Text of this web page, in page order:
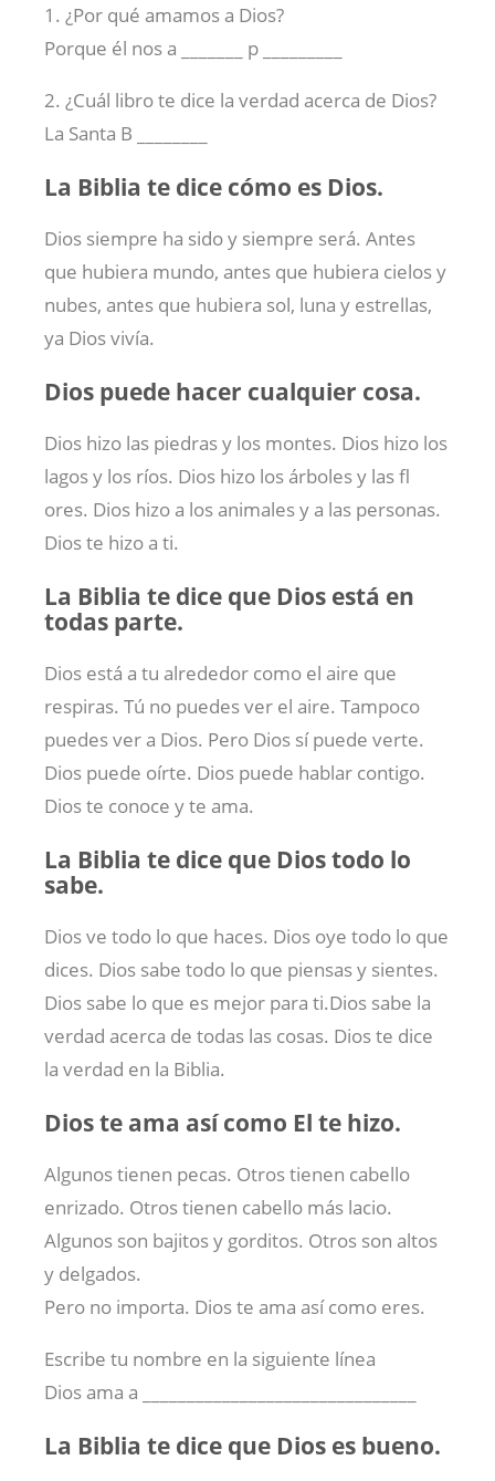
1. ¿Por qué amamos a Dios?
Porque él nos a _______ p _________
2. ¿Cuál libro te dice la verdad acerca de Dios?
La Santa B ________
La Biblia te dice cómo es Dios.
Dios siempre ha sido y siempre será. Antes
que hubiera mundo, antes que hubiera cielos y
nubes, antes que hubiera sol, luna y estrellas,
ya Dios vivía.
Dios puede hacer cualquier cosa.
Dios hizo las piedras y los montes. Dios hizo los
lagos y los ríos. Dios hizo los árboles y las fl
ores. Dios hizo a los animales y a las personas.
Dios te hizo a ti.
La Biblia te dice que Dios está en
todas parte.
Dios está a tu alrededor como el aire que
respiras. Tú no puedes ver el aire. Tampoco
puedes ver a Dios. Pero Dios sí puede verte.
Dios puede oírte. Dios puede hablar contigo.
Dios te conoce y te ama.
La Biblia te dice que Dios todo lo
sabe.
Dios ve todo lo que haces. Dios oye todo lo que
dices. Dios sabe todo lo que piensas y sientes.
Dios sabe lo que es mejor para ti.Dios sabe la
verdad acerca de todas las cosas. Dios te dice
la verdad en la Biblia.
Dios te ama así como El te hizo.
Algunos tienen pecas. Otros tienen cabello
enrizado. Otros tienen cabello más lacio.
Algunos son bajitos y gorditos. Otros son altos
y delgados.
Pero no importa. Dios te ama así como eres.
Escribe tu nombre en la siguiente línea
Dios ama a _______________________________
La Biblia te dice que Dios es bueno.